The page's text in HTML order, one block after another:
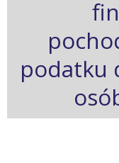
podatku